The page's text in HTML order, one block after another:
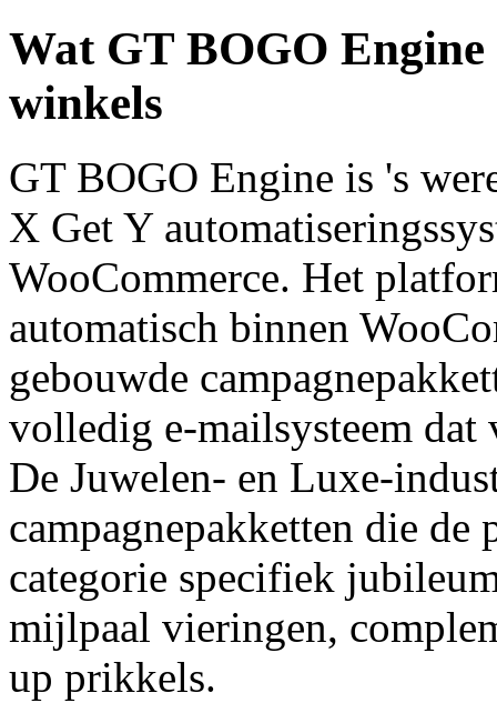
Wat GT BOGO
winkels
GT BOGO Engine is 's
X Get Y
WooCommerce. Het
automatisch binnen
gebouwde
volledig e-mailsysteem
De Juwelen- en Luxe-
campagnepakketten die de
categorie specifiek
mijlpaal vieringen,
up prikkels.